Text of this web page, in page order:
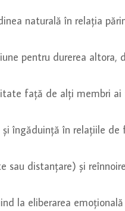
naturală în relația
pentru durerea altora,
față de alți membri
îngăduință în relațiile de
distanțare) și
la eliberarea